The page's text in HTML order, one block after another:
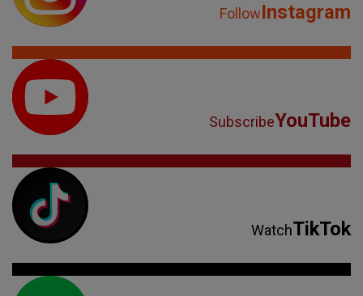
FollowInstagram
SubscribeYouTube
WatchTikTok